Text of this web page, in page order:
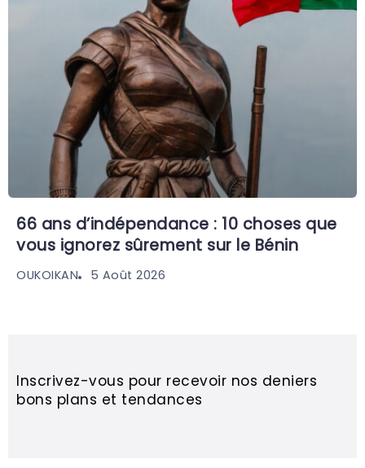
66 ans d’indépendance : 10 choses que
vous ignorez sûrement sur le Bénin
OUKOIKAN 5 Août 2026
Inscrivez-vous pour recevoir nos deniers
bons plans et tendances